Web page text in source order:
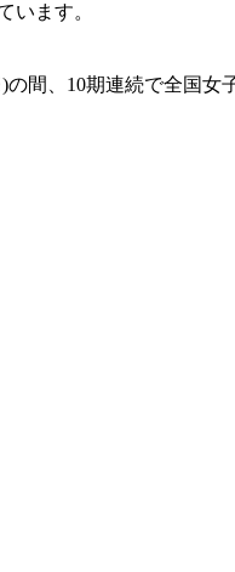
います。
間、10期連続で全国女